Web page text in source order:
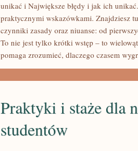
unikać i Największe błędy i jak ich
praktycznymi wskazówkami. Znajdziesz
czynniki zasady oraz niuanse: od
To nie jest tylko krótki wstęp – to
pomaga zrozumieć, dlaczego czasem
Praktyki i staże dla
studentów